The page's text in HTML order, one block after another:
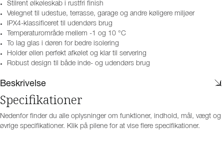
Stilrent ølkøleskab i rustfri finish
Velegnet til udestue, terrasse, garage og andre køligere miljøer
IPX4-klassificeret til udendørs brug
Temperaturområde mellem -1 og 10 °C
To lag glas i døren for bedre isolering
Holder øllen perfekt afkølet og klar til servering
Robust design til både inde- og udendørs brug
Beskrivelse
Specifikationer
Nedenfor finder du alle oplysninger om funktioner, indhold, mål, vægt og
øvrige specifikationer. Klik på pilene for at vise flere specifikationer.